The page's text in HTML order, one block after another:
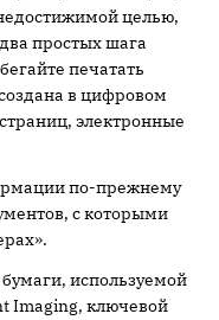
целью,
простых шага
печатать
в цифровом
электронные
по-прежнему
с которыми
используемой
Imaging, ключевой